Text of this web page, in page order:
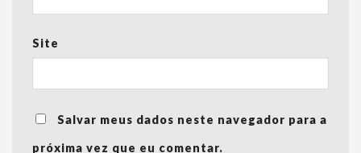
Site
Salvar meus dados neste navegador para a
próxima vez que eu comentar.